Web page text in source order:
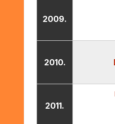
2009.
2010.
2011.